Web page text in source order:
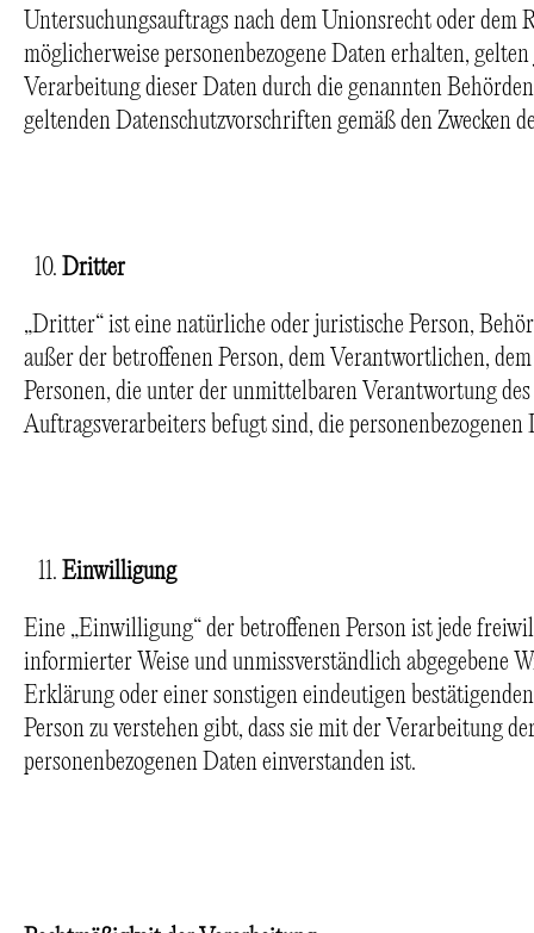
Untersuchungsauftrags nach dem Unionsrecht oder dem
möglicherweise personenbezogene Daten erhalten,
Verarbeitung dieser Daten durch die genannten
geltenden Datenschutzvorschriften gemäß den Zwecken
Dritter
„Dritter“ ist eine natürliche oder juristische Person,
außer der betroffenen Person, dem Verantwortlichen,
Personen, die unter der unmittelbaren Verantwortung
Auftragsverarbeiters befugt sind, die personenbezogenen
Einwilligung
Eine „Einwilligung“ der betroffenen Person ist jede
informierter Weise und unmissverständlich abgegebene
Erklärung oder einer sonstigen eindeutigen
Person zu verstehen gibt, dass sie mit der Verarbeitung
personenbezogenen Daten einverstanden ist.